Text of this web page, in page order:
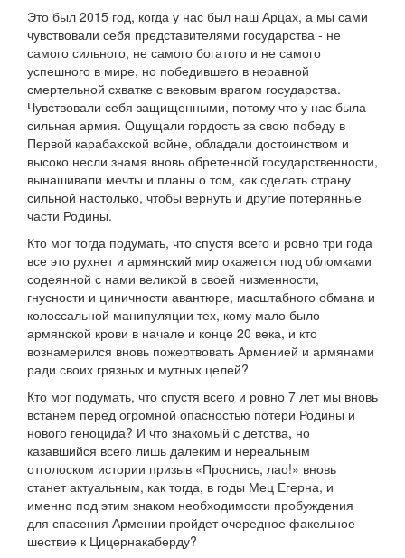
Это был 2015 год, когда у нас был наш Арцах, а мы сами
чувствовали себя представителями государства - не
самого сильного, не самого богатого и не самого
успешного в мире, но победившего в неравной
смертельной схватке с вековым врагом государства.
Чувствовали себя защищенными, потому что у нас была
сильная армия. Ощущали гордость за свою победу в
Первой карабахской войне, обладали достоинством и
высоко несли знамя вновь обретенной государственности,
вынашивали мечты и планы о том, как сделать страну
сильной настолько, чтобы вернуть и другие потерянные
части Родины.
Кто мог тогда подумать, что спустя всего и ровно три года
все это рухнет и армянский мир окажется под обломками
содеянной с нами великой в своей низменности,
гнусности и циничности авантюре, масштабного обмана и
колоссальной манипуляции тех, кому мало было
армянской крови в начале и конце 20 века, и кто
вознамерился вновь пожертвовать Арменией и армянами
ради своих грязных и мутных целей?
Кто мог подумать, что спустя всего и ровно 7 лет мы вновь
встанем перед огромной опасностью потери Родины и
нового геноцида? И что знакомый с детства, но
казавшийся всего лишь далеким и нереальным
отголоском истории призыв «Проснись, лао!» вновь
станет актуальным, как тогда, в годы Мец Егерна, и
именно под этим знаком необходимости пробуждения
для спасения Армении пройдет очередное факельное
шествие к Цицернакаберду?